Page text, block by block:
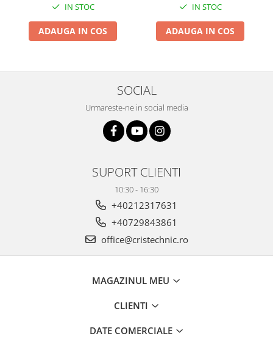
IN STOC
ADAUGA IN COS
IN STOC
ADAUGA IN COS
SOCIAL
Urmareste-ne in social media
SUPORT CLIENTI
10:30 - 16:30
+40212317631
+40729843861
office@cristechnic.ro
MAGAZINUL MEU
CLIENTI
DATE COMERCIALE